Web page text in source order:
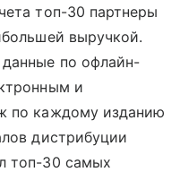
топ-30 партнеры
выручкой.
по офлайн-
и
по каждому изданию
дистрибуции
топ-30 самых